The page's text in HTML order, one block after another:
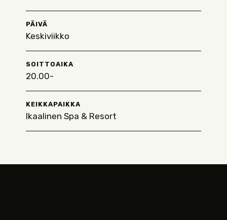
PÄIVÄ
Keskiviikko
SOITTOAIKA
20.00-
KEIKKAPAIKKA
Ikaalinen Spa & Resort